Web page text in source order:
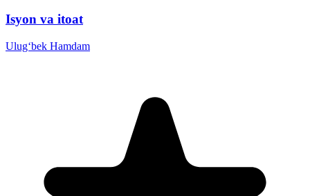
Isyon va itoat
Ulug‘bek Hamdam